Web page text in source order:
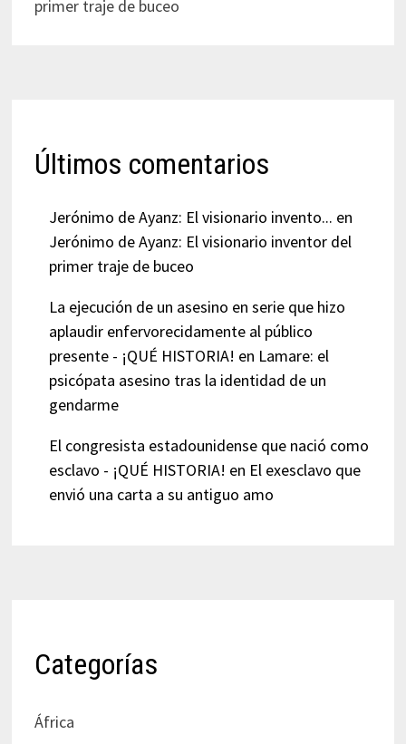
primer traje de buceo
Últimos comentarios
Jerónimo de Ayanz: El visionario invento... en
Jerónimo de Ayanz: El visionario inventor del
primer traje de buceo
La ejecución de un asesino en serie que hizo
aplaudir enfervorecidamente al público
presente - ¡QUÉ HISTORIA! en Lamare: el
psicópata asesino tras la identidad de un
gendarme
El congresista estadounidense que nació como
esclavo - ¡QUÉ HISTORIA! en El exesclavo que
envió una carta a su antiguo amo
Categorías
África